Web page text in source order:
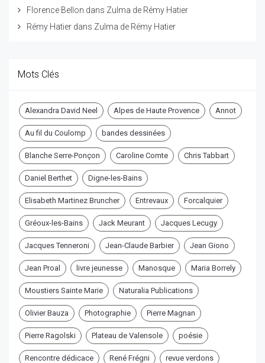
Florence Bellon dans Zulma de Rémy Hatier
Rémy Hatier dans Zulma de Rémy Hatier
Mots Clés
Alexandra David Neel Alpes de Haute Provence Annot
Au fil du Coulomp bandes dessinées
Blanche Serre-Ponçon Caroline Comte Chris Tabbart
Daniel Berthet Digne-les-Bains
Elisabeth Martinez Bruncher Entrevaux Forcalquier
Gréoux-les-Bains Jack Meurant Jacques Lecugy
Jacques Tenneroni Jean-Claude Barbier Jean Giono
Jean Proal livre jeunesse Manosque Maria Borrely
Moustiers Sainte Marie Naturalia Publications
Olivier Bauza Photographie Pierre Magnan
Pierre Ragolski Plateau de Valensole poésie
Rencontre dédicace René Frégni revue verdons